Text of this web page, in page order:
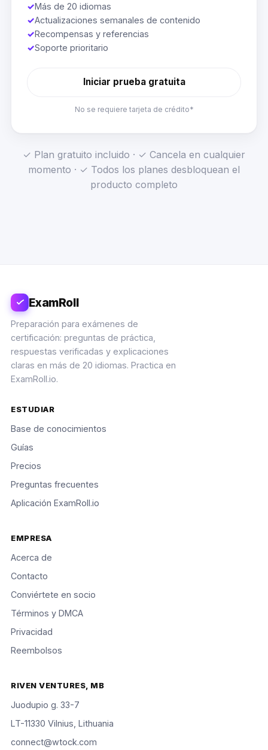
✓Más de 20 idiomas
✓Actualizaciones semanales de contenido
✓Recompensas y referencias
✓Soporte prioritario
Iniciar prueba gratuita
No se requiere tarjeta de crédito*
✓ Plan gratuito incluido · ✓ Cancela en cualquier
momento · ✓ Todos los planes desbloquean el
producto completo
ExamRoll
Preparación para exámenes de
certificación: preguntas de práctica,
respuestas verificadas y explicaciones
claras en más de 20 idiomas. Practica en
ExamRoll.io.
ESTUDIAR
Base de conocimientos
Guías
Precios
Preguntas frecuentes
Aplicación ExamRoll.io
EMPRESA
Acerca de
Contacto
Conviértete en socio
Términos y DMCA
Privacidad
Reembolsos
RIVEN VENTURES, MB
Juodupio g. 33-7
LT-11330 Vilnius, Lithuania
connect@wtock.com